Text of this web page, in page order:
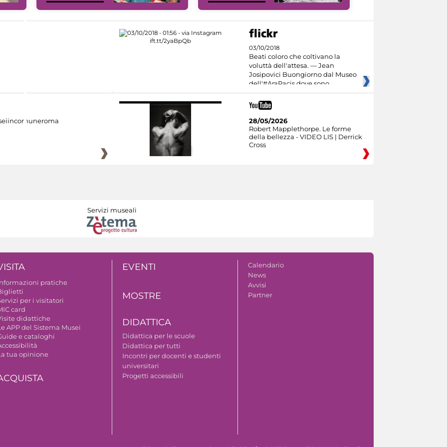
03/10/2018
Beati coloro che coltivano la
voluttà dell'attesa. — Jean
Josipovici Buongiorno dal Museo
dell'#AraPacis dove sono
28/05/2026
Robert Mapplethorpe. Le forme
della bellezza - VIDEO LIS | Derrick
Cross
Servizi museali
pratiche
per i visitatori
card
didattiche
APP del Sistema Musei
e cataloghi
tua opinione
EVENTI
MOSTRE
DIDATTICA
Didattica per le scuole
Didattica per tutti
Incontri per docenti e studenti
universitari
Progetti accessibili
Calendario
News
Avvisi
Partner